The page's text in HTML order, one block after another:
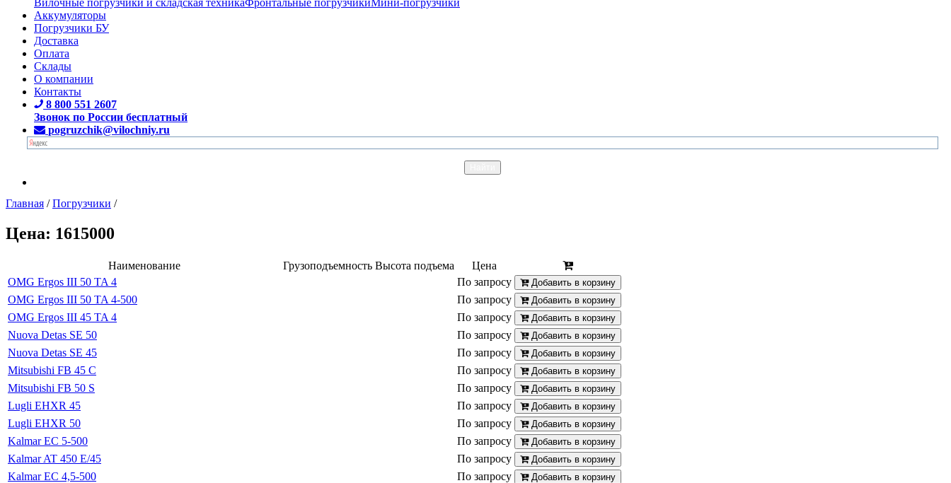
Аккумуляторы
Погрузчики БУ
Доставка
Оплата
Склады
О компании
Контакты
8 800 551 2607
Звонок по России бесплатный
pogruzchik@vilochniy.ru
Главная /Погрузчики /
Цена: 1615000
Наименование Грузоподъемность Высота подъема
Цена
OMG Ergos III 50 TA 4
По запросу Добавить в корзину
OMG Ergos III 50 TA 4-500 По запросу Добавить в корзину
OMG Ergos III 45 TA 4 По запросу Добавить в корзину
Nuova Detas SE 50 По запросу Добавить в корзину
Nuova Detas SE 45 По запросу Добавить в корзину
Mitsubishi FB 45 C По запросу Добавить в корзину
Mitsubishi FB 50 S По запросу Добавить в корзину
Lugli EHXR 45 По запросу Добавить в корзину
Lugli EHXR 50 По запросу Добавить в корзину
Kalmar EC 5-500 По запросу Добавить в корзину
Kalmar AT 450 E/45 По запросу Добавить в корзину
Kalmar EC 4,5-500 По запросу Добавить в корзину